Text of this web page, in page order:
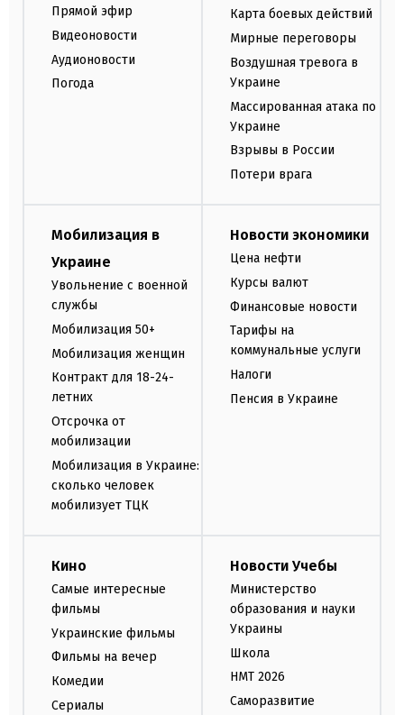
Прямой эфир
Видеоновости
Аудионовости
Погода
Карта боевых действий
Мирные переговоры
Воздушная тревога в
Украине
Массированная атака по
Украине
Взрывы в России
Потери врага
Мобилизация в
Украине
Увольнение с военной
службы
Мобилизация 50+
Мобилизация женщин
Контракт для 18-24-
летних
Отсрочка от
мобилизации
Мобилизация в Украине:
сколько человек
мобилизует ТЦК
Новости экономики
Цена нефти
Курсы валют
Финансовые новости
Тарифы на
коммунальные услуги
Налоги
Пенсия в Украине
Кино
Самые интересные
фильмы
Украинские фильмы
Фильмы на вечер
Комедии
Сериалы
Новости Учебы
Министерство
образования и науки
Украины
Школа
НМТ 2026
Саморазвитие